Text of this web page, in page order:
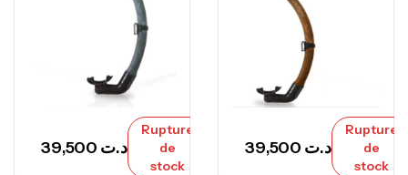
د.ت
Rupture
de
stock
د.ت
Rupture
de
stock